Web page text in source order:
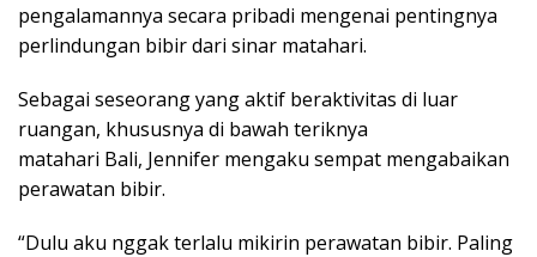
pengalamannya secara pribadi mengenai pentingnya
perlindungan bibir dari sinar matahari.
Sebagai seseorang yang aktif beraktivitas di luar
ruangan, khususnya di bawah teriknya
matahari Bali, Jennifer mengaku sempat mengabaikan
perawatan bibir.
“Dulu aku nggak terlalu mikirin perawatan bibir. Paling